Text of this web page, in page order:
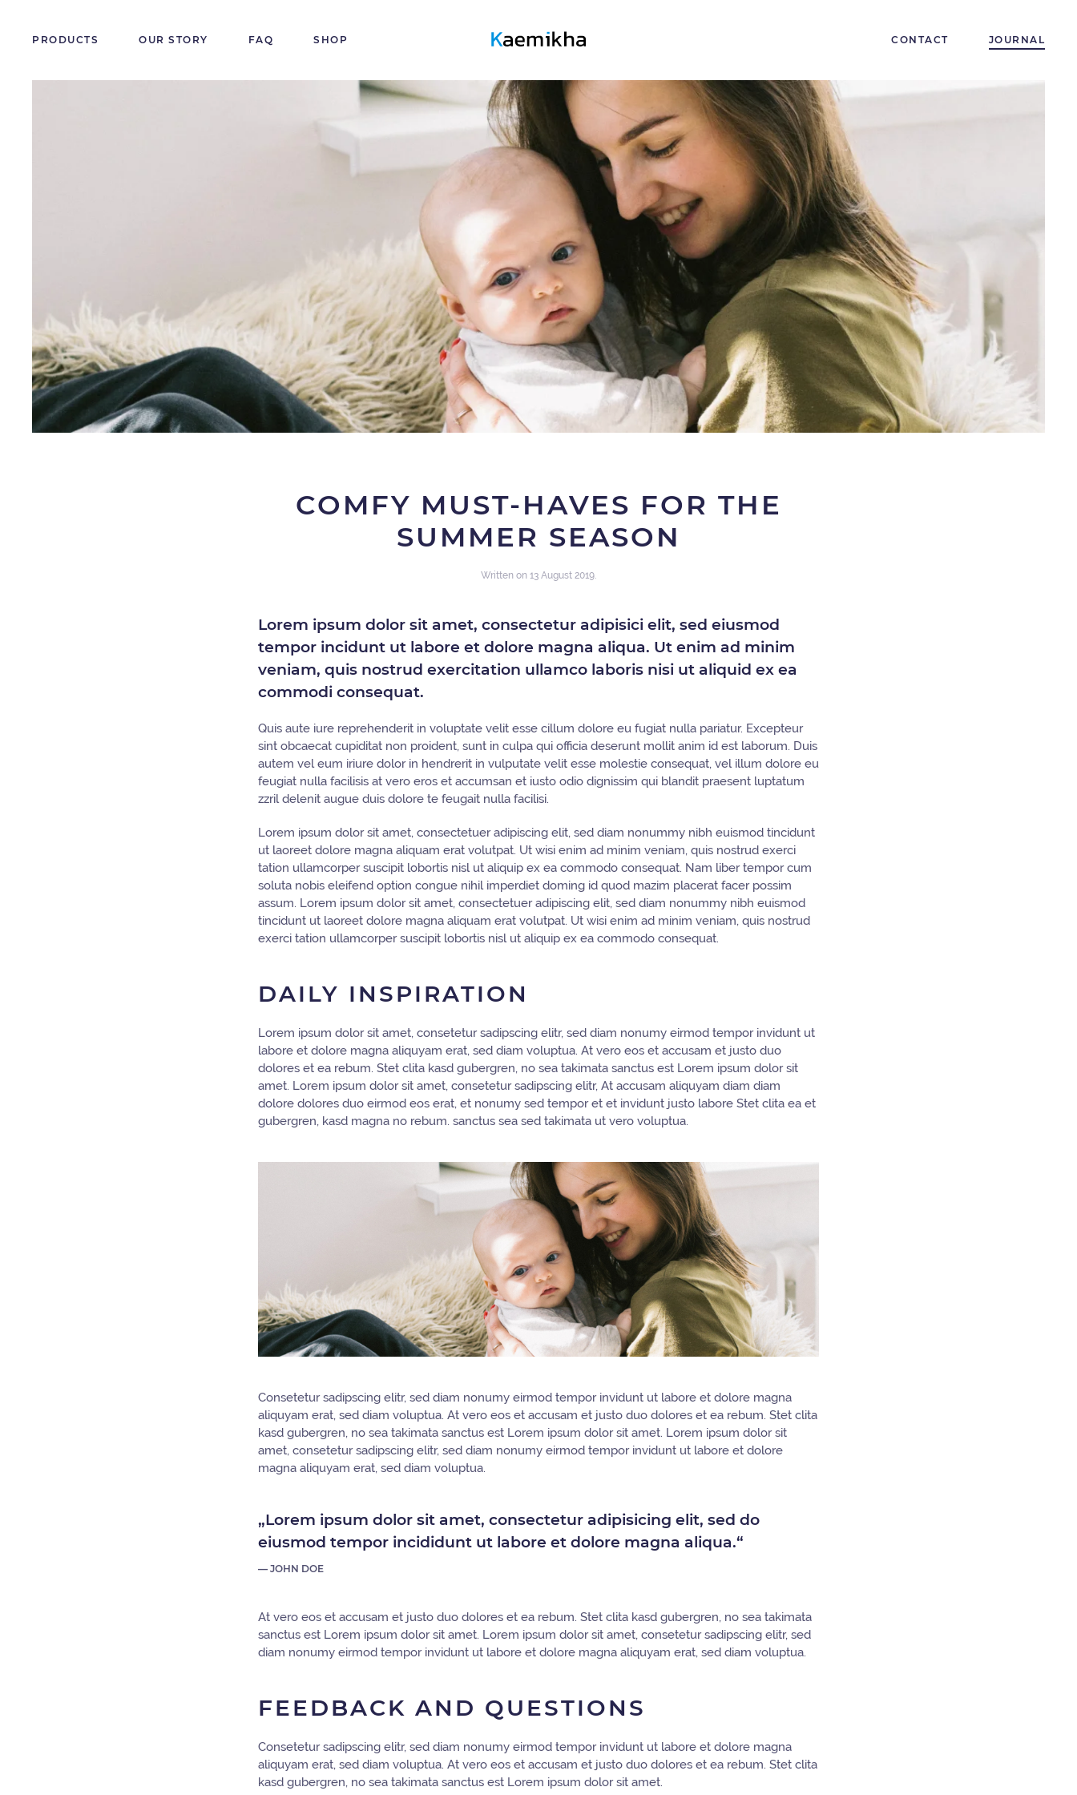
PRODUCTS OUR STORY FAQ SHOP CONTACT JOURNAL
COMFY MUST-HAVES FOR THE
SUMMER SEASON
Written on 13 August 2019
Lorem ipsum dolor sit amet, consectetur adipisici elit, sed eiusmod
tempor incidunt ut labore et dolore magna aliqua. Ut enim ad minim
veniam, quis nostrud exercitation ullamco laboris nisi ut aliquid ex ea
commodi consequat.
Quis aute iure reprehenderit in voluptate velit esse cillum dolore eu fugiat nulla pariatur. Excepteur
sint obcaecat cupiditat non proident, sunt in culpa qui officia deserunt mollit anim id est laborum. Duis
autem vel eum iriure dolor in hendrerit in vulputate velit esse molestie consequat, vel illum dolore eu
feugiat nulla facilisis at vero eros et accumsan et iusto odio dignissim qui blandit praesent luptatum
zzril delenit augue duis dolore te feugait nulla facilisi.
Lorem ipsum dolor sit amet, consectetuer adipiscing elit, sed diam nonummy nibh euismod tincidunt
ut laoreet dolore magna aliquam erat volutpat. Ut wisi enim ad minim veniam, quis nostrud exerci
tation ullamcorper suscipit lobortis nisl ut aliquip ex ea commodo consequat. Nam liber tempor cum
soluta nobis eleifend option congue nihil imperdiet doming id quod mazim placerat facer possim
assum. Lorem ipsum dolor sit amet, consectetuer adipiscing elit, sed diam nonummy nibh euismod
tincidunt ut laoreet dolore magna aliquam erat volutpat. Ut wisi enim ad minim veniam, quis nostrud
exerci tation ullamcorper suscipit lobortis nisl ut aliquip ex ea commodo consequat.
DAILY INSPIRATION
Lorem ipsum dolor sit amet, consetetur sadipscing elitr, sed diam nonumy eirmod tempor invidunt ut
labore et dolore magna aliquyam erat, sed diam voluptua. At vero eos et accusam et justo duo
dolores et ea rebum. Stet clita kasd gubergren, no sea takimata sanctus est Lorem ipsum dolor sit
amet. Lorem ipsum dolor sit amet, consetetur sadipscing elitr, At accusam aliquyam diam diam
dolore dolores duo eirmod eos erat, et nonumy sed tempor et et invidunt justo labore Stet clita ea et
gubergren, kasd magna no rebum. sanctus sea sed takimata ut vero voluptua.
Consetetur sadipscing elitr, sed diam nonumy eirmod tempor invidunt ut labore et dolore magna
aliquyam erat, sed diam voluptua. At vero eos et accusam et justo duo dolores et ea rebum. Stet clita
kasd gubergren, no sea takimata sanctus est Lorem ipsum dolor sit amet. Lorem ipsum dolor sit
amet, consetetur sadipscing elitr, sed diam nonumy eirmod tempor invidunt ut labore et dolore
magna aliquyam erat, sed diam voluptua.
„Lorem ipsum dolor sit amet, consectetur adipisicing elit, sed do
eiusmod tempor incididunt ut labore et dolore magna aliqua.“
JOHN DOE
At vero eos et accusam et justo duo dolores et ea rebum. Stet clita kasd gubergren, no sea takimata
sanctus est Lorem ipsum dolor sit amet. Lorem ipsum dolor sit amet, consetetur sadipscing elitr, sed
diam nonumy eirmod tempor invidunt ut labore et dolore magna aliquyam erat, sed diam voluptua.
FEEDBACK AND QUESTIONS
Consetetur sadipscing elitr, sed diam nonumy eirmod tempor invidunt ut labore et dolore magna
aliquyam erat, sed diam voluptua. At vero eos et accusam et justo duo dolores et ea rebum. Stet clita
kasd gubergren, no sea takimata sanctus est Lorem ipsum dolor sit amet.